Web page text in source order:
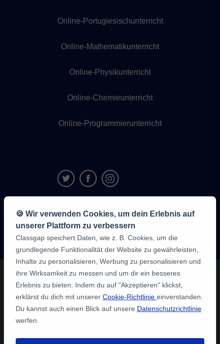
Online-Portugiesischunterricht
Online-Mathematikunterricht
Online-Physikunterricht
Online-Chemieunterricht
Online-Programmierunterricht
9,6/10
1,339,284
Schüler:innen
🍪 Wir verwenden Cookies, um dein Erlebnis auf
unserer Plattform zu verbessern
Classgap speichert Daten, wie z. B. Cookies, um die
grundlegende Funktionalität der Website zu gewährleisten,
Inhalte zu personalisieren, Werbung zu personalisieren und
ihre Wirksamkeit zu messen und um dir ein besseres
Erlebnis zu bieten. Indem du auf "Akzeptieren" klickst,
erklärst du dich mit unserer Cookie-Richtlinie einverstanden.
Du kannst auch einen Blick auf unsere Datenschutzrichtlinie
werfen.